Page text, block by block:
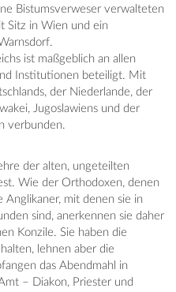
Bistumsverweser verwalteten
Sitz in Wien und ein
ist maßgeblich an allen
Institutionen beteiligt. Mit
der Niederlande, der
Jugoslawiens und der
verbunden.
der alten, ungeteilten
Wie der Orthodoxen, denen
Anglikaner, mit denen sie in
sind, anerkennen sie daher
Konzile. Sie haben die
lehnen aber die
das Abendmahl in
– Diakon, Priester und